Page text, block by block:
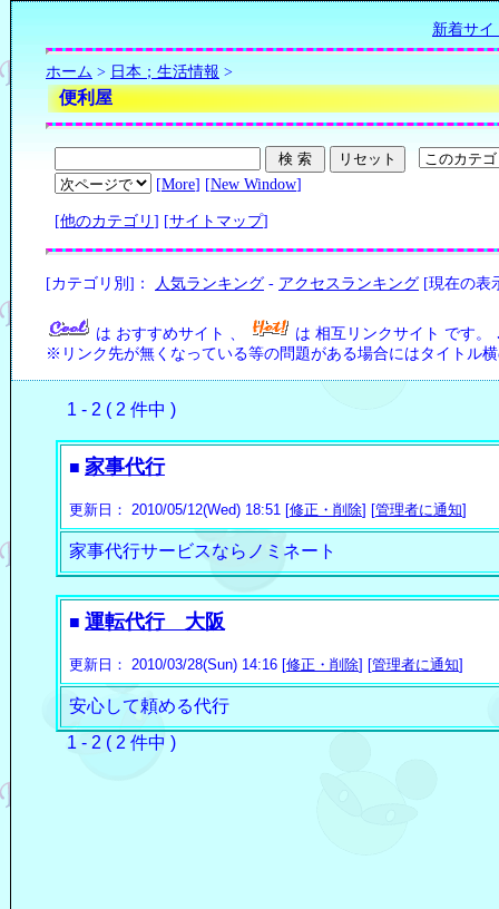
新着サイ
ホーム > 日本；生活情報 >
便利屋
[More] [New Window]
[他のカテゴリ ] [サイトマップ]
[カテゴリ別]： 人気ランキング - アクセスランキング [現在の表
は おすすめサイト 、 は 相互リンクサイト です。
※リンク先が無くなっている等の問題がある場合にはタイトル
1 - 2 ( 2 件中 )
■ 家事代行
更新日： 2010/05/12(Wed) 18:51 [修正・削除] [管理者に通知]
家事代行サービスならノミネート
■ 運転代行 大阪
更新日： 2010/03/28(Sun) 14:16 [修正・削除] [管理者に通知]
安心して頼める代行
1 - 2 ( 2 件中 )